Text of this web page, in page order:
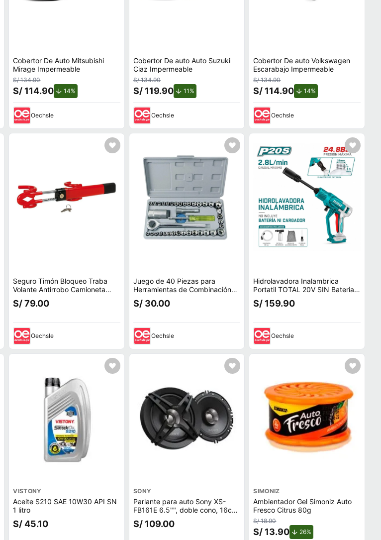
Cobertor De Auto Mitsubishi
Mirage Impermeable
S/ 134.90
S/ 114.90 14%
Oechsle
Cobertor De auto Auto Suzuki
Ciaz Impermeable
S/ 134.90
S/ 119.90 11%de descuento.
Oechsle
Cobertor De auto Volkswagen
Escarabajo Impermeable
S/ 134.90
S/ 114.90 14%
Oechsle
Seguro Timón Bloqueo Traba
Volante Antirrobo Camioneta
Auto
S/ 79.00
Oechsle
Juego de 40 Piezas para
Herramientas de Combinación
de Automóviles y Motocicletas
S/ 30.00
Oechsle
Hidrolavadora Inalambrica
Portatil TOTAL 20V SIN Bateria
NI Cargador TPWLI2036
S/ 159.90
Oechsle
VISTONY
Aceite S210 SAE 10W30 API SN
1 litro
S/ 45.10
SONY
Parlante para auto Sony XS-
FB161E 6.5"", doble cono, 16cm,
260W, negro
S/ 109.00
SIMONIZ
Ambientador Gel Simoniz Auto
Fresco Citrus 80g
S/ 18.90
S/ 13.90 26%